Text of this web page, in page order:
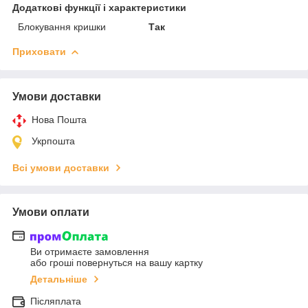
Додаткові функції і характеристики
Блокування кришки
Так
Приховати
Умови доставки
Нова Пошта
Укрпошта
Всі умови доставки
Умови оплати
Ви отримаєте замовлення
або гроші повернуться на вашу картку
Детальніше
Післяплата